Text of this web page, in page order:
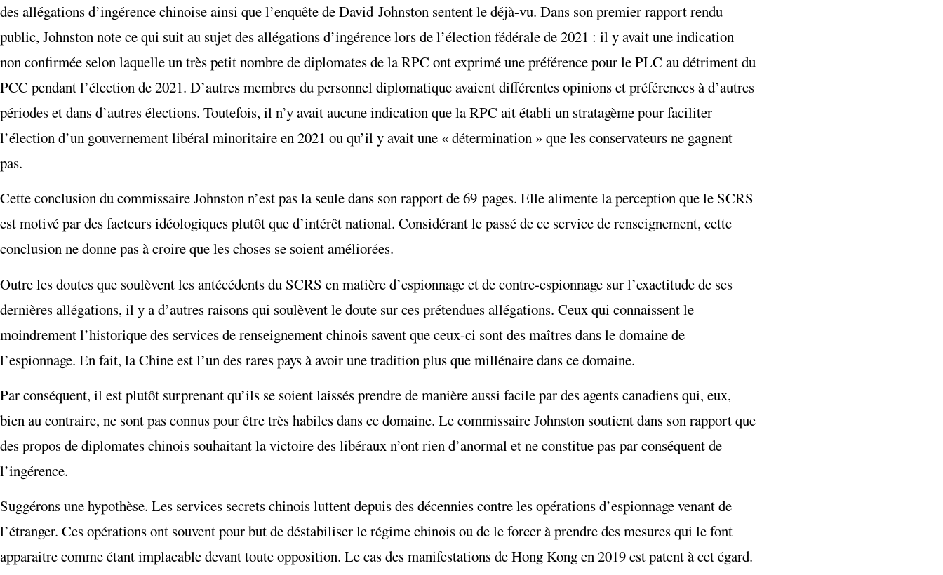
des allégations d’ingérence chinoise ainsi que l’enquête de David Johnston sentent le déjà-vu. Dans son premier rapport rendu
public, Johnston note ce qui suit au sujet des allégations d’ingérence lors de l’élection fédérale de 2021 : il y avait une indication
non confirmée selon laquelle un très petit nombre de diplomates de la RPC ont exprimé une préférence pour le PLC au détriment du
PCC pendant l’élection de 2021. D’autres membres du personnel diplomatique avaient différentes opinions et préférences à d’autres
périodes et dans d’autres élections. Toutefois, il n’y avait aucune indication que la RPC ait établi un stratagème pour faciliter
l’élection d’un gouvernement libéral minoritaire en 2021 ou qu’il y avait une « détermination » que les conservateurs ne gagnent
pas.
Cette conclusion du commissaire Johnston n’est pas la seule dans son rapport de 69 pages. Elle alimente la perception que le SCRS
est motivé par des facteurs idéologiques plutôt que d’intérêt national. Considérant le passé de ce service de renseignement, cette
conclusion ne donne pas à croire que les choses se soient améliorées.
Outre les doutes que soulèvent les antécédents du SCRS en matière d’espionnage et de contre-espionnage sur l’exactitude de ses
dernières allégations, il y a d’autres raisons qui soulèvent le doute sur ces prétendues allégations. Ceux qui connaissent le
moindrement l’historique des services de renseignement chinois savent que ceux-ci sont des maîtres dans le domaine de
l’espionnage. En fait, la Chine est l’un des rares pays à avoir une tradition plus que millénaire dans ce domaine.
Par conséquent, il est plutôt surprenant qu’ils se soient laissés prendre de manière aussi facile par des agents canadiens qui, eux,
bien au contraire, ne sont pas connus pour être très habiles dans ce domaine. Le commissaire Johnston soutient dans son rapport que
des propos de diplomates chinois souhaitant la victoire des libéraux n’ont rien d’anormal et ne constitue pas par conséquent de
l’ingérence.
Suggérons une hypothèse. Les services secrets chinois luttent depuis des décennies contre les opérations d’espionnage venant de
l’étranger. Ces opérations ont souvent pour but de déstabiliser le régime chinois ou de le forcer à prendre des mesures qui le font
apparaitre comme étant implacable devant toute opposition. Le cas des manifestations de Hong Kong en 2019 est patent à cet égard.